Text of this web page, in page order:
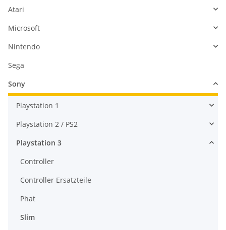
Atari
Microsoft
Nintendo
Sega
Sony
Playstation 1
Playstation 2 / PS2
Playstation 3
Controller
Controller Ersatzteile
Phat
Slim